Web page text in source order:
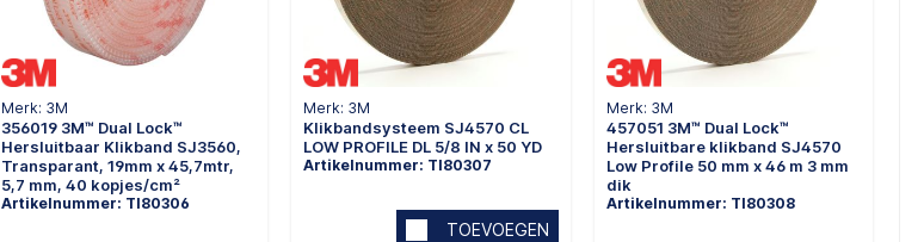
Merk: 3M
356019 3M™ Dual Lock™
Hersluitbaar Klikband SJ3560,
Transparant, 19mm x 45,7mtr,
5,7 mm, 40 kopjes/cm²
Artikelnummer: TI80306
Merk: 3M
Klikbandsysteem SJ4570 CL
LOW PROFILE DL 5/8 IN x 50 YD
Artikelnummer: TI80307
TOEVOEGEN
Merk: 3M
457051 3M™ Dual Lock™
Hersluitbare klikband SJ4570
Low Profile 50 mm x 46 m 3 mm
dik
Artikelnummer: TI80308